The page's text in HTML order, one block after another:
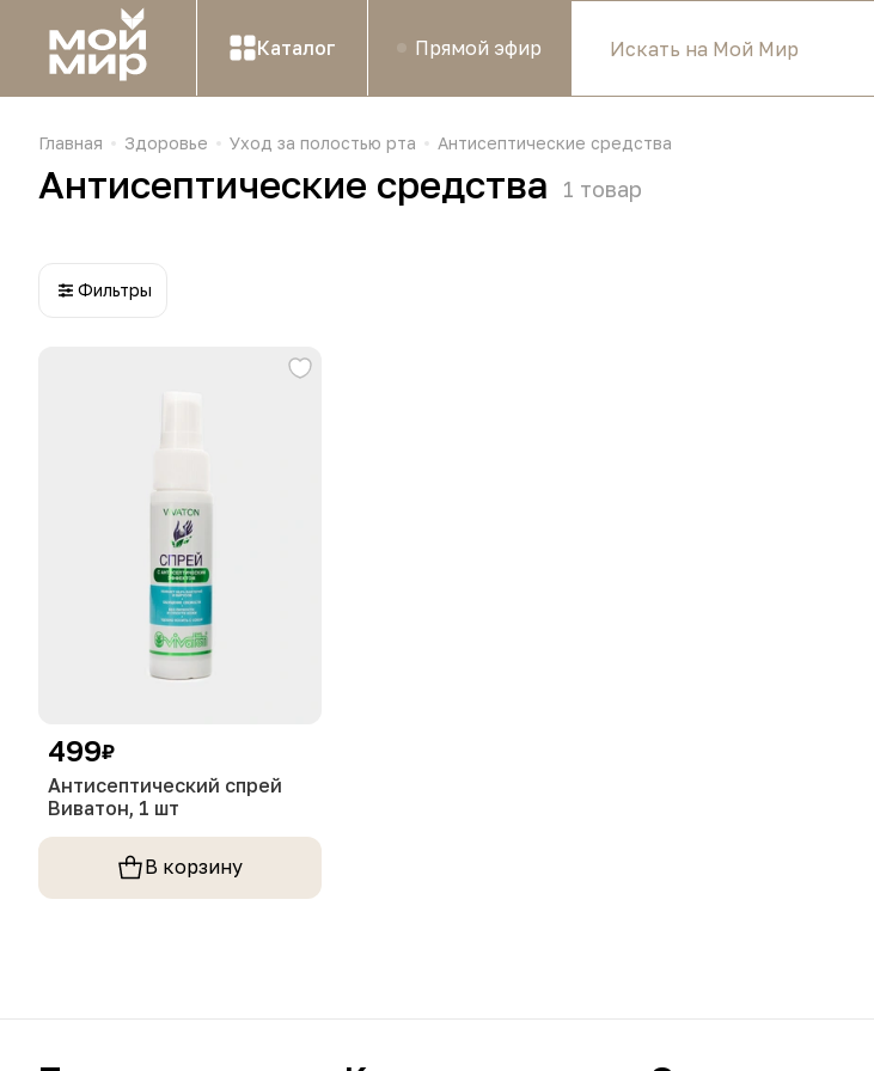
Каталог Прямой эфир
Главная Здоровье Уход за полостью рта Антисептические средства
Антисептические средства 1 товар
Фильтры
499₽
Антисептический спрей
Виватон, 1 шт
В корзину